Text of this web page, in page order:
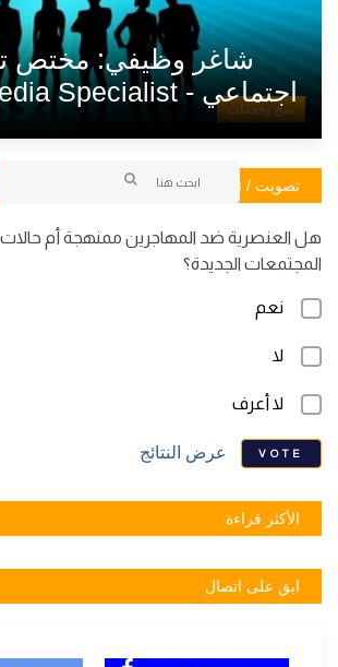
منح وخدمات
شاغر وظيفي: مختص
اجتماعي - Social Media Specialist
تصويت / تصويت
هل العنصرية ضد المهاجرين ممنهجة أم حالات
المجتمعات الجديدة؟
نعم
لا
لا أعرف
VOTE عرض النتائج
الأكثر قراءة
ابق على اتصال